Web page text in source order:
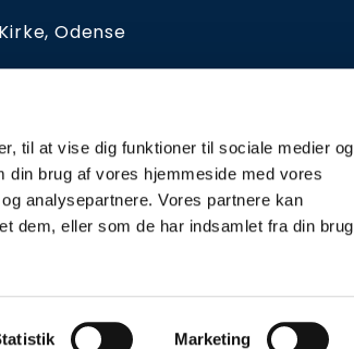
til at vise dig funktioner til sociale medier og
brug af vores hjemmeside med vores
analysepartnere. Vores partnere kan
dem, eller som de har indsamlet fra din brug
Marketing
Odense
10-13 og efter aftale